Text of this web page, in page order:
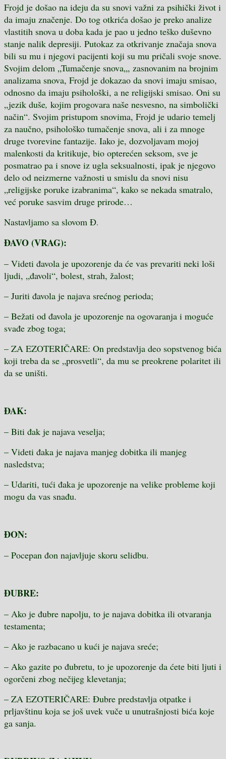
Frojd je došao na ideju da su snovi važni za psihički život i
da imaju značenje. Do tog otkrića došao je preko analize
vlastitih snova u doba kada je pao u jedno teško duševno
stanje nalik depresiji. Putokaz za otkrivanje značaja snova
bili su mu i njegovi pacijenti koji su mu pričali svoje snove.
Svojim delom „Tumačenje snova„, zasnovanim na brojnim
analizama snova, Frojd je dokazao da snovi imaju smisao,
odnosno da imaju psihološki, a ne religijski smisao. Oni su
„jezik duše, kojim progovara naše nesvesno, na simbolički
način“. Svojim pristupom snovima, Frojd je udario temelj
za naučno, psihološko tumačenje snova, ali i za mnoge
druge tvorevine fantazije. Iako je, dozvoljavam mojoj
malenkosti da kritikuje, bio opterećen seksom, sve je
posmatrao pa i snove iz ugla seksualnosti, ipak je njegovo
delo od neizmerne važnosti u smislu da snovi nisu
„religijske poruke izabranima“, kako se nekada smatralo,
već poruke sasvim druge prirode…
Nastavljamo sa slovom Đ.
ĐAVO (VRAG):
– Videti đavola je upozorenje da će vas prevariti neki loši
ljudi, „đavoli“, bolest, strah, žalost;
– Juriti đavola je najava srećnog perioda;
– Bežati od đavola je upozorenje na ogovaranja i moguće
svađe zbog toga;
– ZA EZOTERIČARE: On predstavlja deo sopstvenog bića
koji treba da se „prosvetli“, da mu se preokrene polaritet ili
da se uništi.
ĐAK:
– Biti đak je najava veselja;
– Videti đaka je najava manjeg dobitka ili manjeg
nasledstva;
– Udariti, tući đaka je upozorenje na velike probleme koji
mogu da vas snađu.
ĐON:
– Pocepan đon najavljuje skoru selidbu.
ĐUBRE:
– Ako je đubre napolju, to je najava dobitka ili otvaranja
testamenta;
– Ako je razbacano u kući je najava sreće;
– Ako gazite po đubretu, to je upozorenje da ćete biti ljuti i
ogorčeni zbog nečijeg klevetanja;
– ZA EZOTERIČARE: Đubre predstavlja otpatke i
prljavštinu koja se još uvek vuče u unutrašnjosti bića koje
ga sanja.